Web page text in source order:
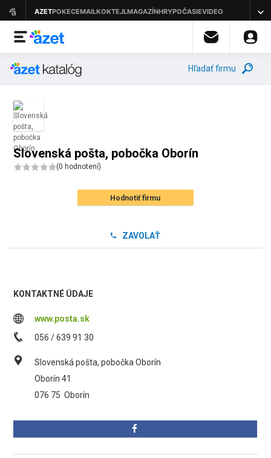
Hľadať firmu
Slovenská pošta, pobočka Oborín
(0 hodnotení)
Hodnotiť firmu
ZAVOLAŤ
KONTAKTNÉ ÚDAJE
www.posta.sk
056 / 639 91 30
Slovenská pošta, pobočka Oborín
Oborín 41
076 75 Oborín